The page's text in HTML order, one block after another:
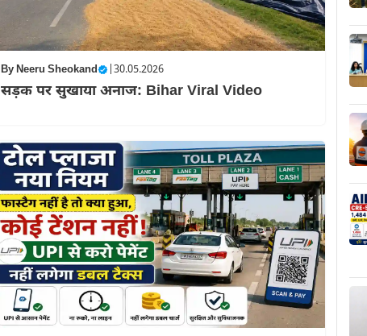
ByNeeru Sheokand |30.05.2026
सड़क पर सुखाया अनाज: Bihar Viral Video